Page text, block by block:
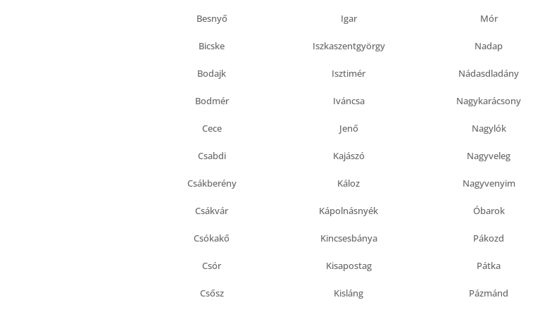
Besnyő Igar Mór
Bicske Iszkaszentgyörgy Nadap
Bodajk Isztimér Nádasdladány
Bodmér Iváncsa Nagykarácsony
Cece Jenő Nagylók
Csabdi Kajászó Nagyveleg
Csákberény Káloz Nagyvenyim
Csákvár Kápolnásnyék Óbarok
Csókakő Kincsesbánya Pákozd
Csór Kisapostag Pátka
Csősz Kisláng Pázmánd